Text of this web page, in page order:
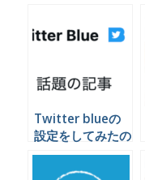
Twitterで見てみ
よう
Twitter blueの
設定をしてみたの
で今わかっている
ことを書いておく